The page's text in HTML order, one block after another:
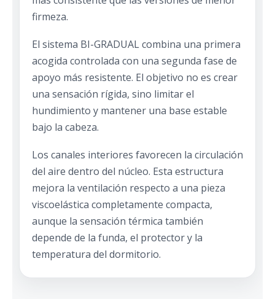
firmeza.
El sistema BI-GRADUAL combina una primera
acogida controlada con una segunda fase de
apoyo más resistente. El objetivo no es crear
una sensación rígida, sino limitar el
hundimiento y mantener una base estable
bajo la cabeza.
Los canales interiores favorecen la circulación
del aire dentro del núcleo. Esta estructura
mejora la ventilación respecto a una pieza
viscoelástica completamente compacta,
aunque la sensación térmica también
depende de la funda, el protector y la
temperatura del dormitorio.